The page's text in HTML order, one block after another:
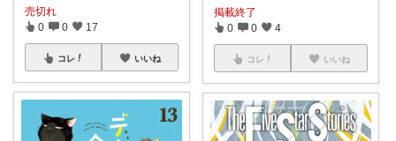
売切れ
0 0 17
コレ いいね
掲載終了
0 0 4
コレ いいね